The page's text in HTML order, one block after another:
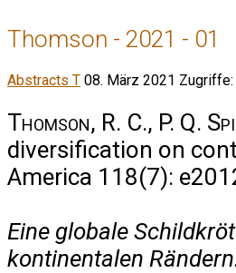
Thomson - 2021 - 01
Abstracts T 08. März 2021
Thomson, R. C., P. Q.
diversification on
America 118(7):
Eine globale
kontinentalen